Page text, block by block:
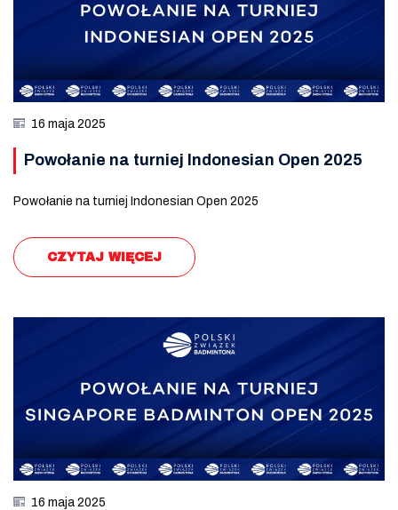
16 maja 2025
Powołanie na turniej Indonesian Open 2025
Powołanie na turniej Indonesian Open 2025
CZYTAJ WIĘCEJ
16 maja 2025